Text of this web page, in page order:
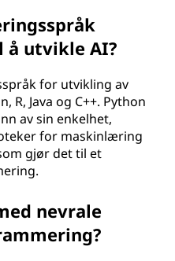
å utvikle AI?
for utvikling av
R, Java og C++. Python
av sin enkelhet,
for maskinlæring
gjør det til et
nevrale